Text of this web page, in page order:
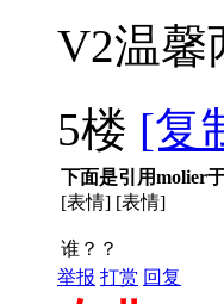
V2温馨
5楼 [复
下面是引用molier
[表情] [表情]
谁？？
举报 打赏 回复